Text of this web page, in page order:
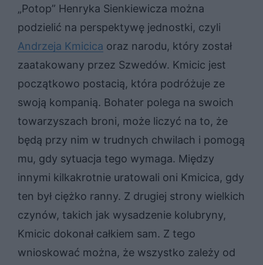
„Potop” Henryka Sienkiewicza można
podzielić na perspektywę jednostki, czyli
Andrzeja Kmicica oraz narodu, który został
zaatakowany przez Szwedów. Kmicic jest
początkowo postacią, która podróżuje ze
swoją kompanią. Bohater polega na swoich
towarzyszach broni, może liczyć na to, że
będą przy nim w trudnych chwilach i pomogą
mu, gdy sytuacja tego wymaga. Między
innymi kilkakrotnie uratowali oni Kmicica, gdy
ten był ciężko ranny. Z drugiej strony wielkich
czynów, takich jak wysadzenie kolubryny,
Kmicic dokonał całkiem sam. Z tego
wnioskować można, że wszystko zależy od